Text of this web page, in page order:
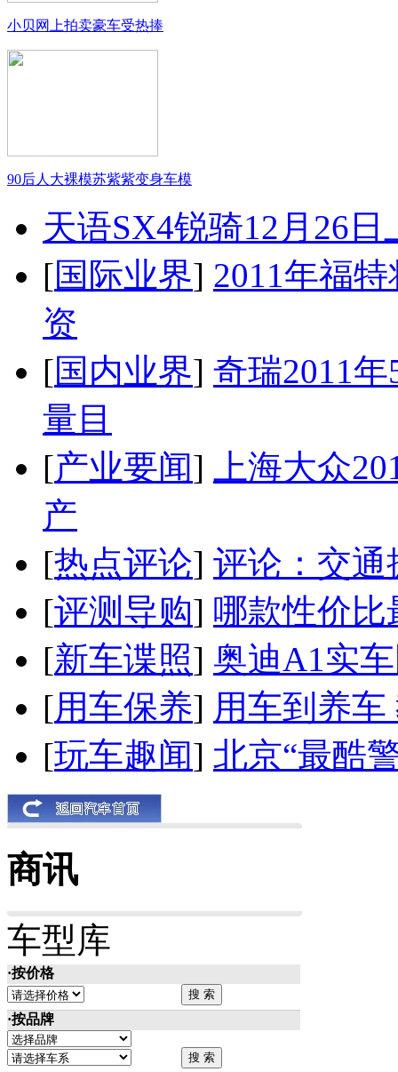
小贝网上拍卖豪车受热捧
90后人大裸模苏紫紫变身车模
天语SX4锐骑12月26
[国际业界] 2011年福
资
[国内业界] 奇瑞2011
量目
[产业要闻]
上海大众
产
[热点评论] 评论：交通
[评测导购] 哪款性价比
[新车谍照] 奥迪A1实
[用车保养] 用车到养
[玩车趣闻] 北京“最酷
商讯
车型库
·按价格
·按品牌